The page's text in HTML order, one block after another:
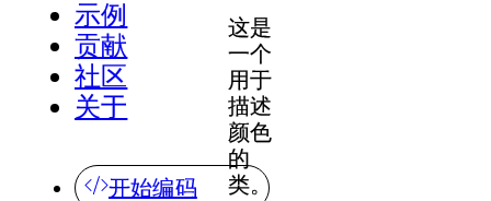
示例
贡献
社区
关于
开始编码
这是
一个
用于
描述
颜色
的
类。